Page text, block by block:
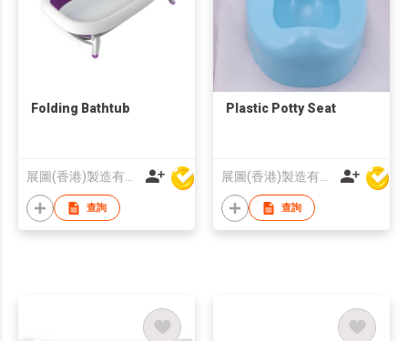
Folding Bathtub
展圖(香港)製造有限公司
查詢
Plastic Potty Seat
展圖(香港)製造有限公司
查詢